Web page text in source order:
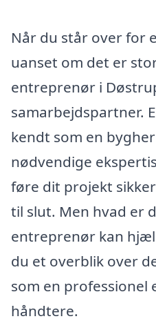
Når du står over for
uanset om det er
entreprenør i
samarbejdspartner.
kendt som en
nødvendige
føre dit projekt
til slut. Men hvad er
entreprenør kan
du et overblik over
som en professionel
håndtere.